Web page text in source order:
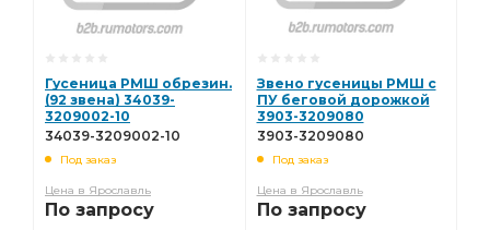
Гусеница РМШ обрезин.
(92 звена) 34039-
3209002-10
34039-3209002-10
Под заказ
Цена в Ярославль
По запросу
Звено гусеницы РМШ с
ПУ беговой дорожкой
3903-3209080
3903-3209080
Под заказ
Цена в Ярославль
По запросу